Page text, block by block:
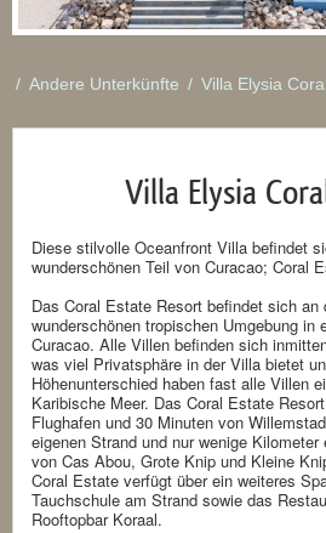
/ Andere Unterkünfte / Villa Elysia
Villa Elysia
Diese stilvolle Oceanfront Villa befindet
wunderschönen Teil von Curacao; Coral
Das Coral Estate Resort befindet sich
wunderschönen tropischen Umgebung in
Curacao. Alle Villen befinden sich
was viel Privatsphäre in der Villa bietet
Höhenunterschied haben fast alle Villen
Karibische Meer. Das Coral Estate
Flughafen und 30 Minuten von
eigenen Strand und nur wenige
von Cas Abou, Grote Knip und Kleine
Coral Estate verfügt über ein weiteres
Tauchschule am Strand sowie das
Rooftopbar Koraal.